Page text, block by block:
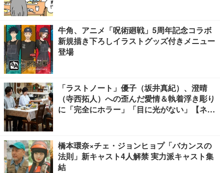
牛角、アニメ「呪術廻戦」5周年記念コラボ
新規描き下ろしイラストグッズ付きメニュー
登場
「ラストノート」優子（坂井真紀）、澄晴
（寺西拓人）への歪んだ愛情＆執着浮き彫り
に「完全にホラー」「目に光がない」【ネタ
橋本環奈×チェ・ジョンヒョプ「バカンスの
法則」新キャスト4人解禁 実力派キャスト集
結